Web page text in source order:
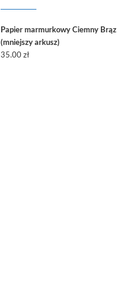
Papier marmurkowy Ciemny Brąz
(mniejszy arkusz)
35.00 zł